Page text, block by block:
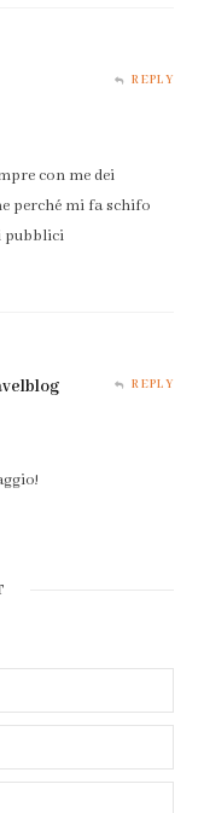
REPLY
con me dei
perché mi fa schifo
pubblici
REPLY